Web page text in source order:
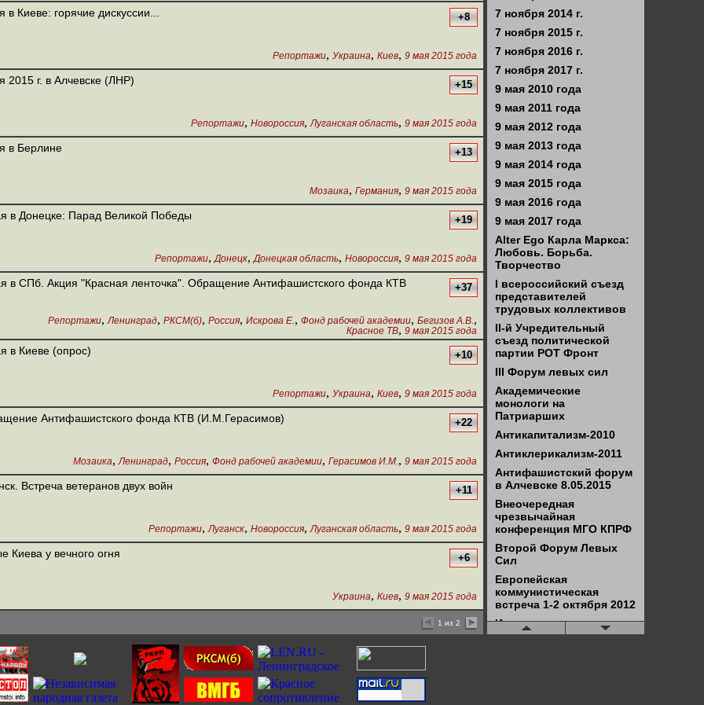
в Киеве: горячие дискуссии... +8
Репортажи, Украина, Киев, 9 мая 2015 года
2015 г. в Алчевске (ЛНР) +15
Репортажи, Новороссия, Луганская область, 9 мая 2015 года
в Берлине +13
Мозаика, Германия, 9 мая 2015 года
в Донецке: Парад Великой Победы +19
Репортажи, Донецк, Донецкая область, Новороссия, 9 мая 2015 года
в СПб. Акция "Красная ленточка". Обращение Антифашистского фонда КТВ +37
Репортажи, Ленинград, РКСМ(б), Россия, Искрова Е., Фонд рабочей академии, Бегизов А.В.,
Красное ТВ, 9 мая 2015 года
в Киеве (опрос) +10
Репортажи, Украина, Киев, 9 мая 2015 года
Антифашистского фонда КТВ (И.М.Герасимов) +22
Мозаика, Ленинград, Россия, Фонд рабочей академии, Герасимов И.М., 9 мая 2015 года
Встреча ветеранов двух войн +11
Репортажи, Луганск, Новороссия, Луганская область, 9 мая 2015 года
Киева у вечного огня +6
Украина, Киев, 9 мая 2015 года
1 из 2
7 ноября 2014 г.
7 ноября 2015 г.
7 ноября 2016 г.
7 ноября 2017 г.
9 мая 2010 года
9 мая 2011 года
9 мая 2012 года
9 мая 2013 года
9 мая 2014 года
9 мая 2015 года
9 мая 2016 года
9 мая 2017 года
Alter Ego Карла Маркса:
Любовь. Борьба.
Творчество
I всероссийский съезд
представителей
трудовых коллективов
II-й Учредительный
съезд политической
партии РОТ Фронт
III Форум левых сил
Академические
монологи на
Патриарших
Антикапитализм-2010
Антиклерикализм-2011
Антифашистский форум
в Алчевске 8.05.2015
Внеочередная
чрезвычайная
конференция МГО КПРФ
Второй Форум Левых
Сил
Европейская
коммунистическая
встреча 1-2 октября 2012
Итоги госстроительства
в ДНР и ЛНР